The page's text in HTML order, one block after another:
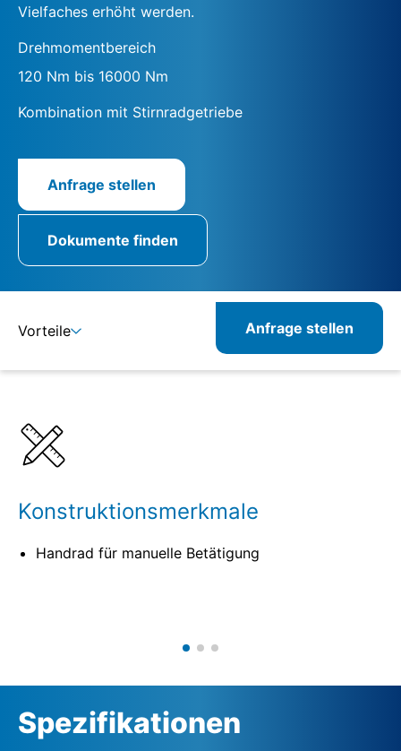
Vielfaches erhöht werden.
Drehmomentbereich
120 Nm bis 16000 Nm
Kombination mit Stirnradgetriebe
Anfrage stellen
Dokumente finden
Vorteile
Verwandte Produkte
Anfrage stellen
Konstruktionsmerkmale
Handrad für manuelle Betätigung
Spezifikationen